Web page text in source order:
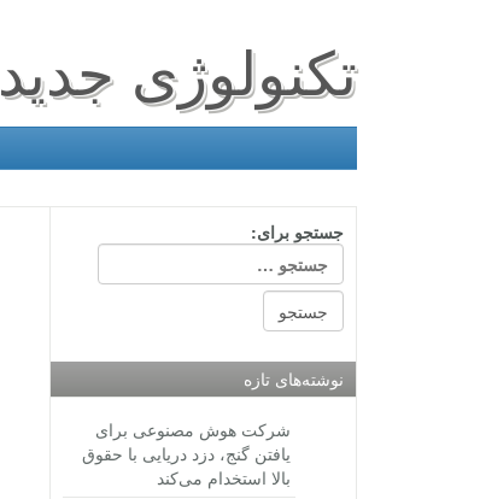
تکنولوژی جدید
جستجو برای:
نوشته‌های تازه
شرکت هوش مصنوعی برای
یافتن گنج، دزد دریایی با حقوق
بالا استخدام می‌کند